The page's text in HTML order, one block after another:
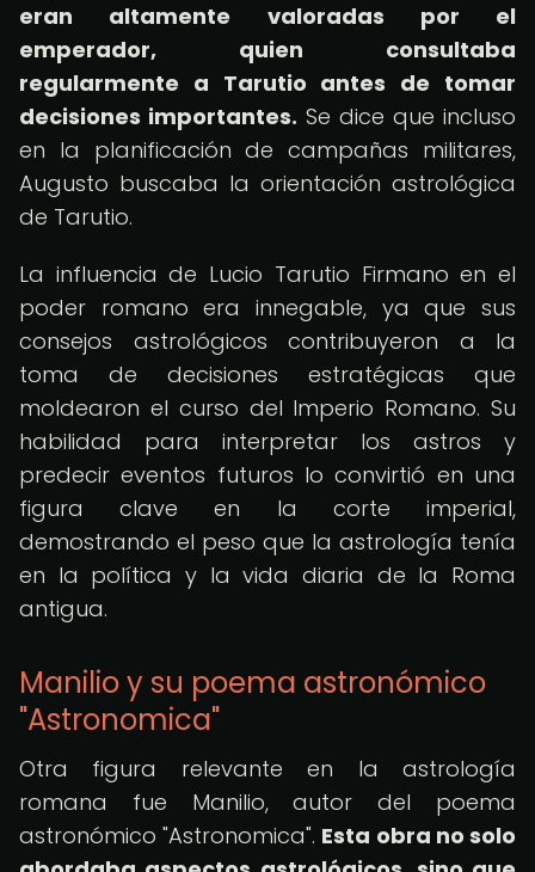
eran altamente valoradas por el
emperador, quien consultaba
regularmente a Tarutio antes de tomar
decisiones importantes. Se dice que incluso
en la planificación de campañas militares,
Augusto buscaba la orientación astrológica
de Tarutio.
La influencia de Lucio Tarutio Firmano en el
poder romano era innegable, ya que sus
consejos astrológicos contribuyeron a la
toma de decisiones estratégicas que
moldearon el curso del Imperio Romano. Su
habilidad para interpretar los astros y
predecir eventos futuros lo convirtió en una
figura clave en la corte imperial,
demostrando el peso que la astrología tenía
en la política y la vida diaria de la Roma
antigua.
Manilio y su poema astronómico
"Astronomica"
Otra figura relevante en la astrología
romana fue Manilio, autor del poema
astronómico "Astronomica". Esta obra no solo